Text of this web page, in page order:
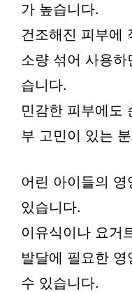
가 높습니다.
건조해진 피부에
소량 섞어 사용
습니다.
민감한 피부에도
부 고민이 있는
어린 아이들의
있습니다.
이유식이나 요거
발달에 필요한
수 있습니다.